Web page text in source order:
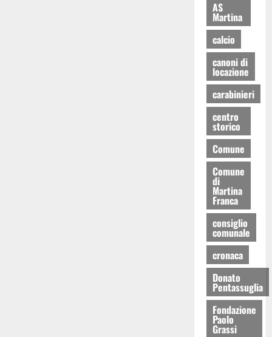
AS
Martina
calcio
canoni di
locazione
carabinieri
centro
storico
Comune
Comune
di
Martina
Franca
consiglio
comunale
cronaca
Donato
Pentassuglia
Fondazione
Paolo
Grassi